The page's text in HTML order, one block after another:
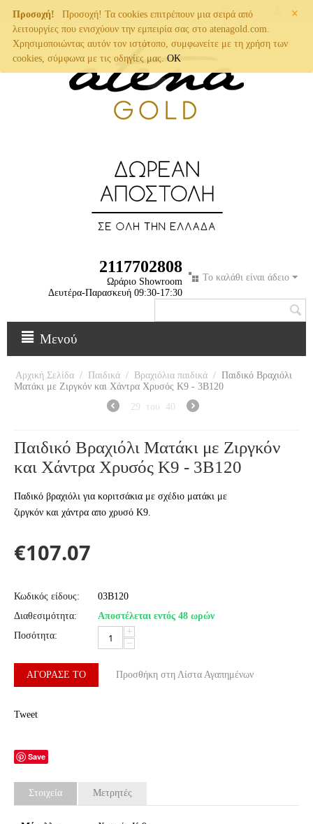
×
Προσοχή!
Προσοχή! Τα cookies επιτρέπουν μια σειρά από
λειτουργίες που ενισχύουν την εμπειρία σας στο atenagold.com.
Χρησιμοποιώντας αυτόν τον ιστότοπο, συμφωνείτε με τη χρήση των
cookies, σύμφωνα με τις οδηγίες μας. OK
Το καλάθι είναι άδειο
2117702808
Ωράριο Showroom
Δευτέρα-Παρασκευή 09:30-17:30
Μενού
Αρχική Σελίδα / Παιδικά / Βραχιόλια παιδικά / Παιδικό Βραχιόλι
Ματάκι με Ζιργκόν και Χάντρα Χρυσός Κ9 - 3Β120
29
του 40
Παιδικό Βραχιόλι Ματάκι με Ζιργκόν
και Χάντρα Χρυσός Κ9 - 3Β120
Παδικό βραχιόλι για κοριτσάκια με σχέδιο ματάκι με
ζιργκόν και χάντρα απο χρυσό Κ9.
€107.07
Κωδικός είδους:
03B120
Διαθεσιμότητα:
Αποστέλεται εντός 48 ωρών
Ποσότητα:
+
−
ΑΓΌΡΑΣΈ ΤΟ Προσθήκη στη Λίστα Αγαπημένων
Tweet
Save
Στοιχεία Μετρητές